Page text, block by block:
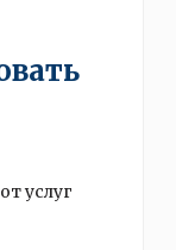
услуг